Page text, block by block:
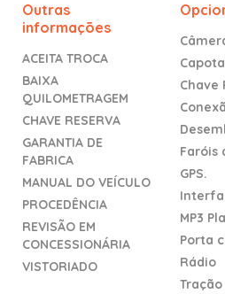
Outras
informações
ACEITA TROCA
BAIXA
QUILOMETRAGEM
CHAVE RESERVA
GARANTIA DE
FABRICA
MANUAL DO VEÍCULO
PROCEDÊNCIA
REVISÃO EM
CONCESSIONÁRIA
VISTORIADO
Chave
Faróis
GPS.
MP3
Porta
Rádio